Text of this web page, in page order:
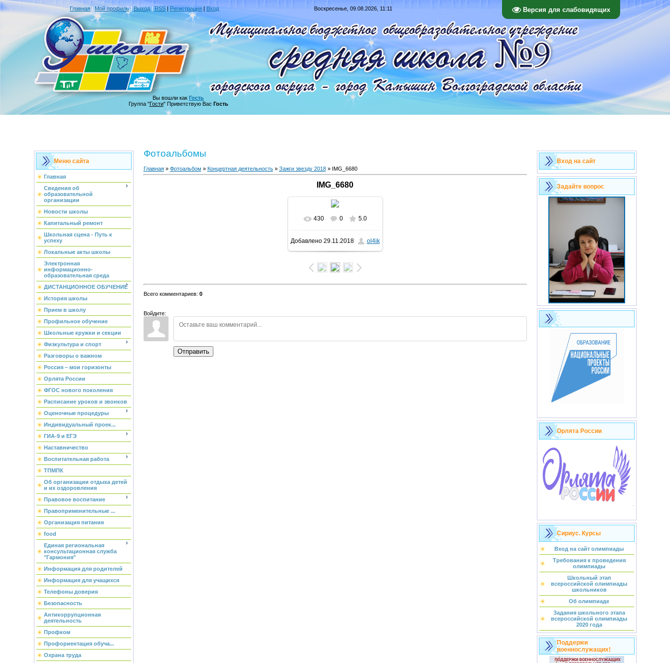
Версия для слабовидящих
Главная | Мой профиль|Выход| RSS| Регистрация | Вход Воскресенье, 09.08.2026, 11:11
Вы вошли как Гость
Группа "Гости" Приветствую Вас Гость
Меню сайта
Главная
Сведения об
образовательной
организации
Новости школы
Капитальный ремонт
Школьная сцена - Путь к
успеху
Локальные акты школы
Электронная
информационно-
образовательная среда
ДИСТАНЦИОННОЕ ОБУЧЕНИЕ
История школы
Прием в школу
Профильное обучение
Школьные кружки и секции
Физкультура и спорт
Разговоры о важном
Россия – мои горизонты
Орлята России
ФГОС нового поколения
Расписание уроков и звонков
Оценочные процедуры
Индивидуальный проек...
ГИА-9 и ЕГЭ
Наставничество
Воспитательная работа
ТПМПК
Об организации отдыха детей
и их оздоровления
Правовое воспитание
Правоприменительные ...
Организация питания
food
Единая региональная
консультационная служба
"Гармония"
Информация для родителей
Информация для учащихся
Телефоны доверия
Безопасность
Антикоррупционная
деятельность
Профком
Профориентация обуча...
Охрана труда
Фотоальбомы
Главная» Фотоальбом » Концертная деятельность» Зажги звезду 2018» IMG_6680
IMG_6680
430 0 5.0
Добавлено29.11.2018 ol4ik
Всего комментариев: 0
Войдите:
Отправить
Вход на сайт
Задайте вопрос
Орлята России
Сириус. Курсы
Вход на сайт олимпиады
Требования к проведения
олимпиады
Школьный этап
всероссийской олимпиады
школьников
Об олимпиаде
Задания школьного этапа
всероссийской олимпиады
2020 года
Поддержи
военнослужащих!